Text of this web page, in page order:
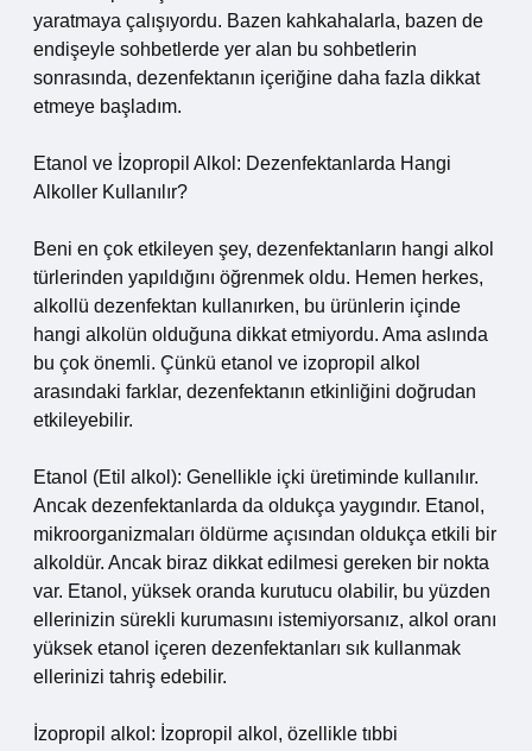
yaratmaya çalışıyordu. Bazen kahkahalarla, bazen de
endişeyle sohbetlerde yer alan bu sohbetlerin
sonrasında, dezenfektanın içeriğine daha fazla dikkat
etmeye başladım.
Etanol ve İzopropil Alkol: Dezenfektanlarda Hangi
Alkoller Kullanılır?
Beni en çok etkileyen şey, dezenfektanların hangi alkol
türlerinden yapıldığını öğrenmek oldu. Hemen herkes,
alkollü dezenfektan kullanırken, bu ürünlerin içinde
hangi alkolün olduğuna dikkat etmiyordu. Ama aslında
bu çok önemli. Çünkü etanol ve izopropil alkol
arasındaki farklar, dezenfektanın etkinliğini doğrudan
etkileyebilir.
Etanol (Etil alkol): Genellikle içki üretiminde kullanılır.
Ancak dezenfektanlarda da oldukça yaygındır. Etanol,
mikroorganizmaları öldürme açısından oldukça etkili bir
alkoldür. Ancak biraz dikkat edilmesi gereken bir nokta
var. Etanol, yüksek oranda kurutucu olabilir, bu yüzden
ellerinizin sürekli kurumasını istemiyorsanız, alkol oranı
yüksek etanol içeren dezenfektanları sık kullanmak
ellerinizi tahriş edebilir.
İzopropil alkol: İzopropil alkol, özellikle tıbbi